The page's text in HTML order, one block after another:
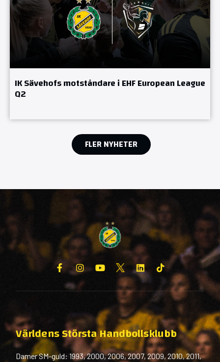
IK Sävehofs motståndare i EHF European League
Q2
FLER NYHETER
Världens Största Handbollsklubb
Damer SM-guld: 1993, 2000, 2006, 2007, 2009, 2010, 2011,